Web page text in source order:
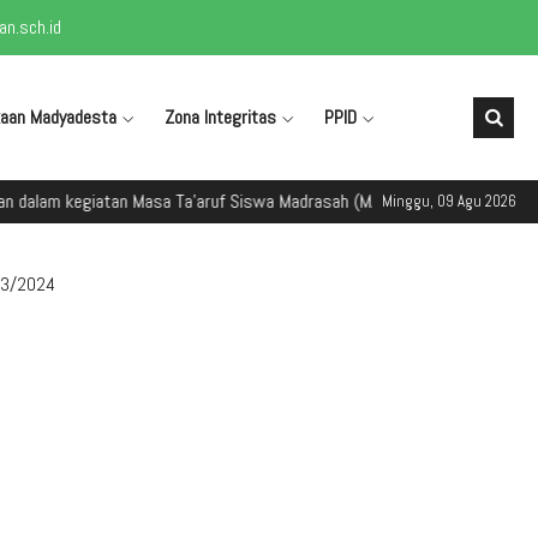
Madyadesta Zona Integritas PPID
Minggu, 09 Agu 2026
kegiatan Masa Ta'aruf Siswa Madrasah (MATSAMA) Tahun Ajaran
2024